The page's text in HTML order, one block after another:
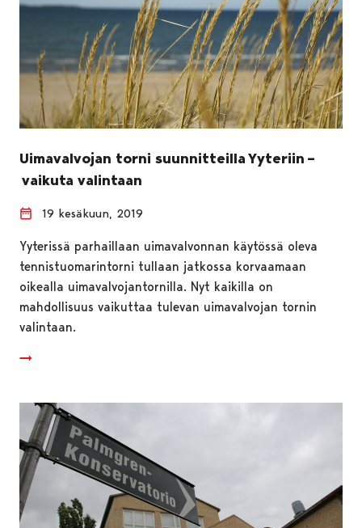
Uimavalvojan torni suunnitteilla Yyteriin –
vaikuta valintaan
19 kesäkuun, 2019
Yyterissä parhaillaan uimavalvonnan käytössä oleva
tennistuomarintorni tullaan jatkossa korvaamaan
oikealla uimavalvojantornilla. Nyt kaikilla on
mahdollisuus vaikuttaa tulevan uimavalvojan tornin
valintaan.